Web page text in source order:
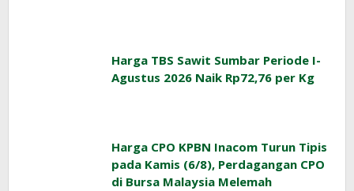
Harga TBS Sawit Sumbar Periode I-
Agustus 2026 Naik Rp72,76 per Kg
Harga CPO KPBN Inacom Turun Tipis
pada Kamis (6/8), Perdagangan CPO
di Bursa Malaysia Melemah